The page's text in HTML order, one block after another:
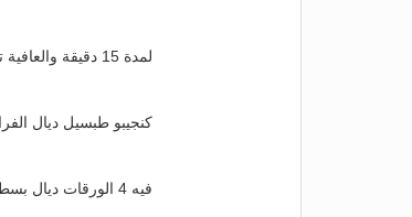
لمدة 15 دقيقة والعافية تكون مهيلة
كنجيبو طبسيل ديال
فيه 4 الورقات ديال بسطيلة وحدة الوسط و لاخرين